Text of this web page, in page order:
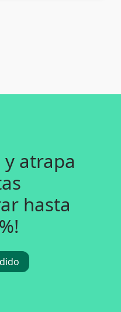
y atrapa
hasta